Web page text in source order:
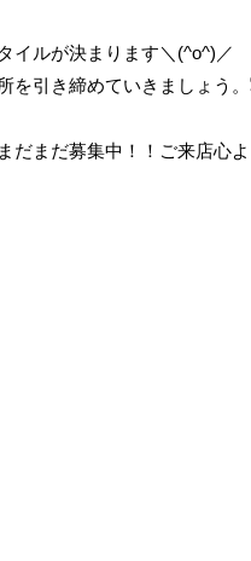
イルが決まります＼(^o^)／
を引き締めていきましょう
だまだ募集中！！ご来店心